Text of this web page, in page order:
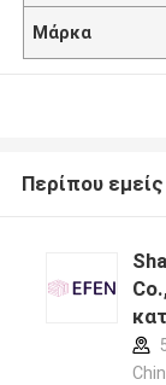
Μάρκα
Περίπου εμείς